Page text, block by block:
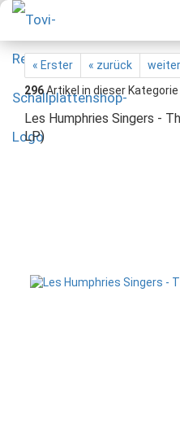
« Erster « zurück
296Artikel in dieser Kategorie
Les Humphries Singers -
LP)